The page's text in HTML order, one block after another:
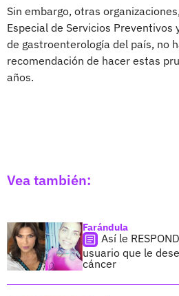
Sin embargo, otras
Especial de Servicios Preventivos
de gastroenterología del país, no
recomendación de hacer estas
años.
Vea también:
Farándula
Así le
usuario que le
cáncer